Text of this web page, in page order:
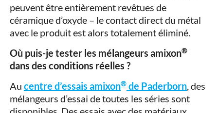
peuvent être entièrement revêtues de
céramique d’oxyde – le contact direct du métal
avec le produit est alors totalement éliminé.
Où puis-je tester les mélangeurs amixon®
dans des conditions réelles ?
Au centre d’essais amixon® de Paderborn, des
mélangeurs d’essai de toutes les séries sont